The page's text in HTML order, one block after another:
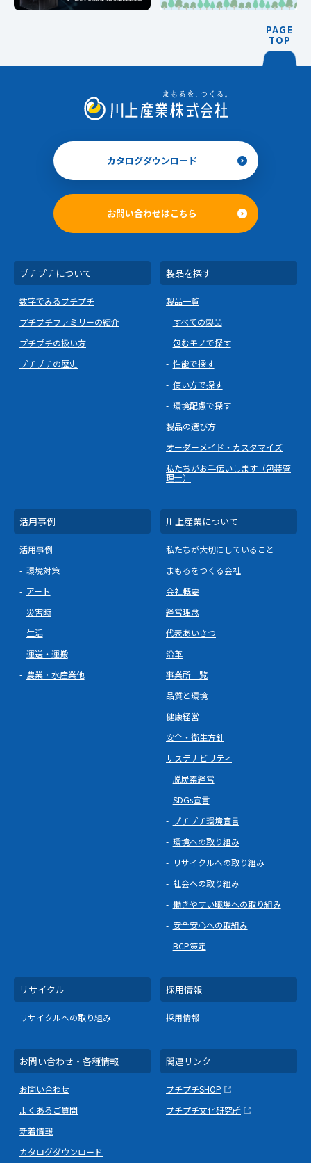
PAGE
TOP
カタログダウンロード
お問い合わせはこちら
プチプチについて
数字でみるプチプチ
プチプチファミリーの紹介
プチプチの扱い方
プチプチの歴史
製品を探す
製品一覧
すべての製品
包むモノで探す
性能で探す
使い方で探す
環境配慮で探す
製品の選び方
オーダーメイド・カスタマイズ
私たちがお手伝いします（包装管
理士）
活用事例
活用事例
環境対策
アート
災害時
生活
運送・運搬
農業・水産業他
川上産業について
私たちが大切にしていること
まもるをつくる会社
会社概要
経営理念
代表あいさつ
沿革
事業所一覧
品質と環境
健康経営
安全・衛生方針
サステナビリティ
脱炭素経営
SDGs宣言
プチプチ環境宣言
環境への取り組み
リサイクルへの取り組み
社会への取り組み
働きやすい職場への取り組み
安全安心への取組み
BCP策定
リサイクル
リサイクルへの取り組み
採用情報
採用情報
お問い合わせ・各種情報
お問い合わせ
よくあるご質問
新着情報
カタログダウンロード
関連リンク
プチプチSHOP
プチプチ文化研究所